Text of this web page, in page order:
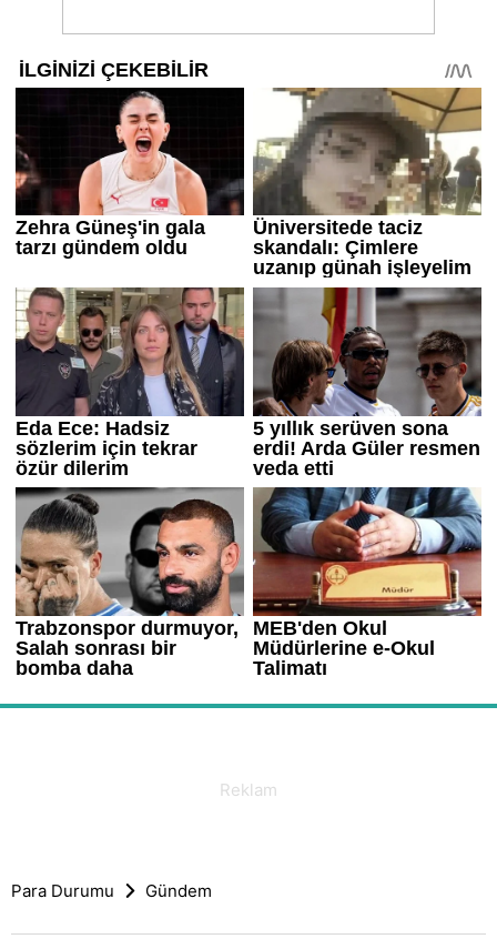
Para Durumu Gündem